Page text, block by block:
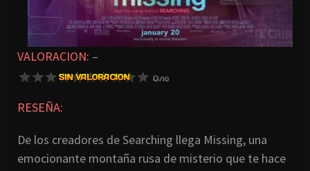
VALORACION: –
RESEÑA:
De los creadores de Searching llega Missing, una
emocionante montaña rusa de misterio que te hace